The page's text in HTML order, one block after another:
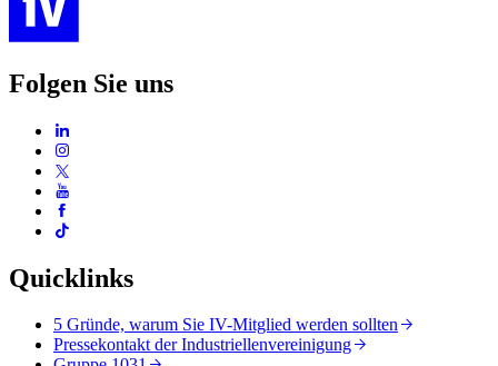
Folgen Sie uns
Quicklinks
5 Gründe, warum Sie IV-Mitglied werden sollten
Pressekontakt der Industriellenvereinigung